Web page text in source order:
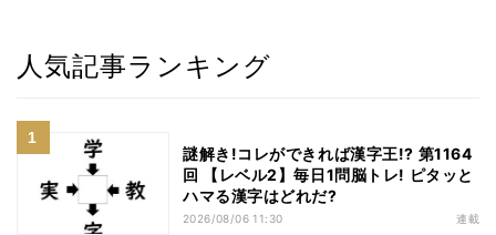
人気記事ランキング
謎解き!コレができれば漢字王!? 第1164
回 【レベル2】毎日1問脳トレ! ピタッと
ハマる漢字はどれだ?
2026/08/06 11:30 連載